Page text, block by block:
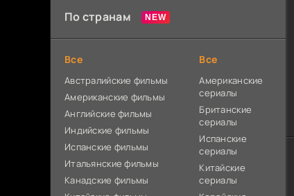
По странам
Все
Австралийские фильмы
Американские фильмы
Английские фильмы
Индийские фильмы
Испанские фильмы
Итальянские фильмы
Канадские фильмы
Все
Американские
сериалы
Британские
сериалы
Испанские
сериалы
Китайские
сериалы